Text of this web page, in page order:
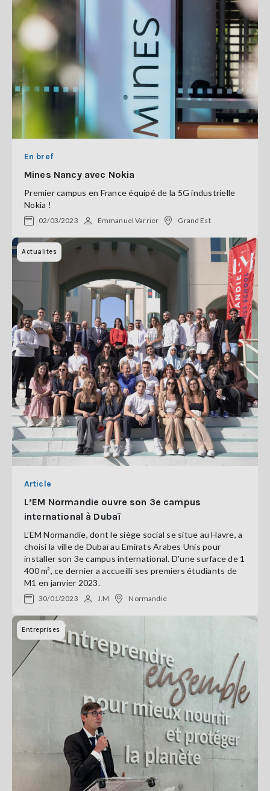
En bref
Mines Nancy avec Nokia
Premier campus en France équipé de la 5G industrielle
Nokia !
02/03/2023 Emmanuel Varrier Grand Est
Actualites
Article
L’EM Normandie ouvre son 3e campus
international à Dubaï
L’EM Normandie, dont le siège social se situe au Havre, a
choisi la ville de Dubaï au Emirats Arabes Unis pour
installer son 3e campus international. D'une surface de 1
400 m², ce dernier a accueilli ses premiers étudiants de
M1 en janvier 2023.
30/01/2023 J.M Normandie
Entreprises